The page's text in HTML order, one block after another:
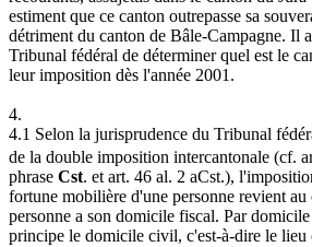
estiment que ce canton outrepasse sa
détriment du canton de Bâle-Campagne. Il
Tribunal fédéral de déterminer quel est le
leur imposition dès l'année 2001.
4.
4.1 Selon la jurisprudence du Tribunal
de la double imposition intercantonale (cf.
phrase Cst. et art. 46 al. 2 aCst.),
fortune mobilière d'une personne revient au
personne a son domicile fiscal. Par
principe le domicile civil, c'est-à-dire le lieu